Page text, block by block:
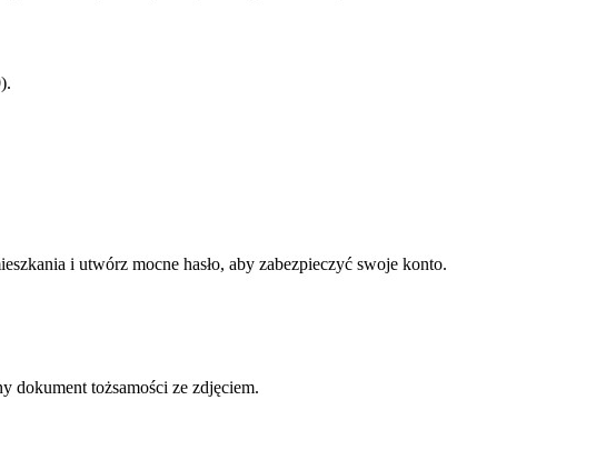
i utwórz mocne hasło, aby zabezpieczyć swoje konto.
dokument tożsamości ze zdjęciem.